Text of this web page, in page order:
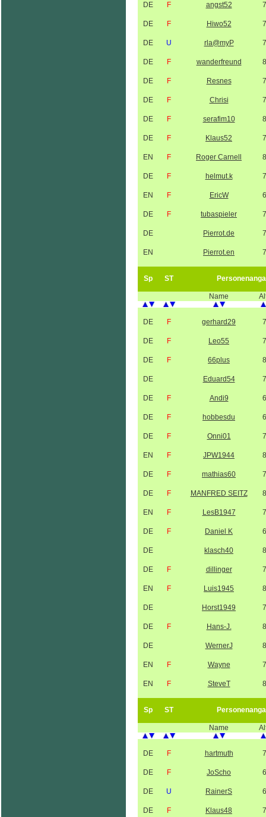
DE F angst52
DE F Hiwo52
DE U rla@myP
DE F wanderfreund
DE F Resnes
DE F Chrisi
DE F serafim10
DE F Klaus52
EN F Roger Carnell
DE F helmut.k
EN F EricW
DE F tubaspieler
DE Pierrot.de
EN Pierrot.en
Sp ST
Name
DE F gerhard29
DE F Leo55
DE F 66plus
DE Eduard54
DE F Andi9
DE F hobbesdu
DE F Onni01
EN F JPW1944
DE F mathias60
DE F MANFRED SEITZ
EN F LesB1947
DE F Daniel K
DE klasch40
DE F dillinger
EN F Luis1945
DE Horst1949
DE F Hans-J.
DE WernerJ
EN F Wayne
EN F SteveT
Sp ST
Name
DE F hartmuth
DE F JoScho
DE U RainerS
DE F Klaus48